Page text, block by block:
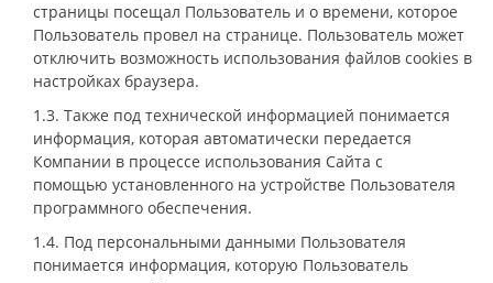
страницы посещал Пользователь и о времени, которое
Пользователь провел на странице. Пользователь может
отключить возможность использования файлов cookies в
настройках браузера.
1.3. Также под технической информацией понимается
информация, которая автоматически передается
Компании в процессе использования Сайта с
помощью установленного на устройстве Пользователя
программного обеспечения.
1.4. Под персональными данными Пользователя
понимается информация, которую Пользователь